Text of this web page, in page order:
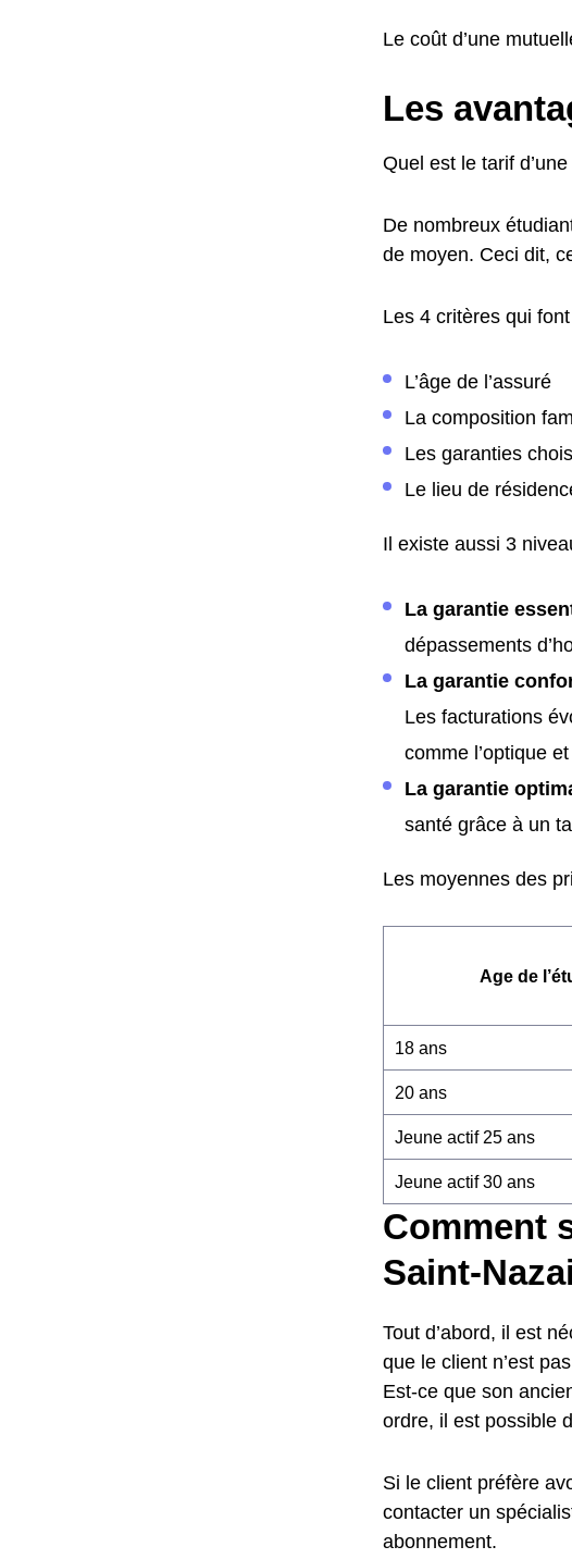
Le coût d’une
Les
Quel est le tarif
De nombreux
de moyen. Ceci dit,
Les 4 critères qui
L’âge de l’assuré
La composition
Les garanties
Le lieu de
Il existe aussi 3
La garantie
dépassements
La garantie
Les facturations
comme l’optique
La garantie
santé grâce à un
Les moyennes des
Age de
18 ans
20 ans
Jeune actif 25 ans
Jeune actif 30 ans
Comment
Saint-
Tout d’abord, il est
que le client n’est
Est-ce que son
ordre, il est possible
Si le client préfère
contacter un
abonnement.